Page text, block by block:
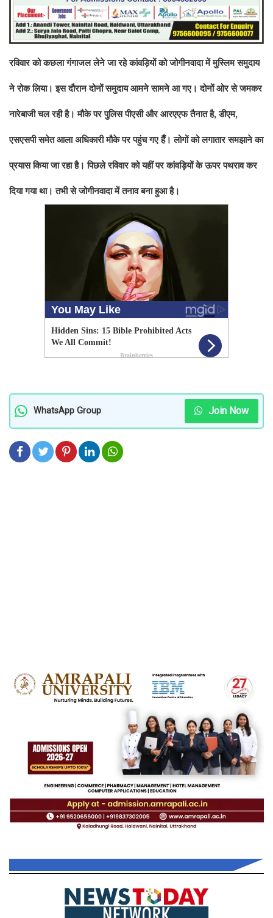
रविवार को कछला गंगाजल लेने जा रहे कांवड़ियों को जोगीनवादा में मुस्लिम समुदाय
ने रोक लिया। इस दौरान दोनों समुदाय आमने सामने आ गए। दोनों ओर से जमकर
नारेबाजी चल रही है। मौके पर पुलिस पीएसी और आरएएफ तैनात है, डीएम,
एसएसपी समेत आला अधिकारी मौके पर पहुंच गए हैँ। लोगों को लगातार समझाने का
प्रयास किया जा रहा है। पिछले रविवार को यहीं पर कांवड़ियों के ऊपर पथराव कर
दिया गया था। तभी से जोगीनवादा में तनाव बना हुआ है।
WhatsApp Group Join Now